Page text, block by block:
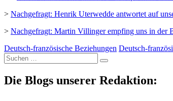
> Nachgefragt: Henrik Uterwedde antwortet auf
> Nachgefragt: Martin Villinger empfing uns in der
Deutsch-französische Beziehungen Deutsch-
Suche
nach:
Die Blogs unserer Redaktion: